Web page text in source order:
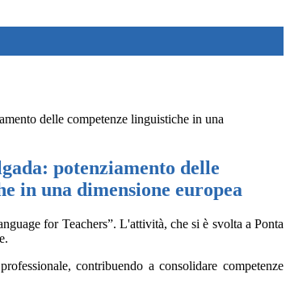
delle competenze linguistiche in una
potenziamento delle
in una dimensione europea
for Teachers”. L'attività, che si è svolta a Ponta
contribuendo a consolidare competenze